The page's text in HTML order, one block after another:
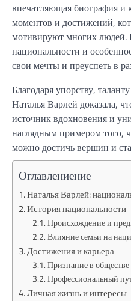
впечатляющая биография и
моментов и достижений,
мотивируют многих людей.
национальности и
свои мечты и преуспеть в
Благодаря упорству,
Наталья Варлей доказала,
источник вдохновения и
наглядным примером того,
можно достичь вершин и
Оглавлениение
Наталья Варлей:
История национальности
Происхождение и
Влияние семьи на
Достижения и карьера
Признание в обществе
Профессиональный
Личная жизнь и интересы